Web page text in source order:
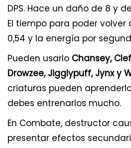
DPS. Hace un daño de 8 y
El tiempo para poder volver
0,54 y la energía por
Pueden usarlo Chansey,
Drowzee, Jigglypuff, Jynx y
criaturas pueden
debes entrenarlos mucho.
En Combate, destructor
presentar efectos